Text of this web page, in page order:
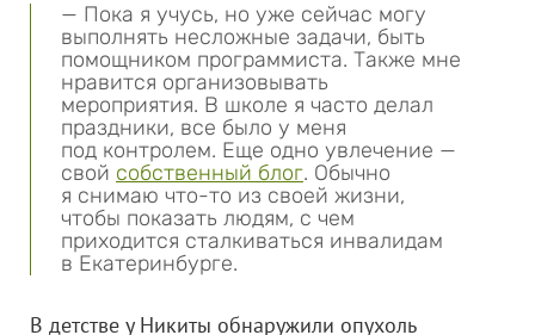
— Пока я учусь, но уже сейчас могу
выполнять несложные задачи, быть
помощником программиста. Также мне
нравится организовывать
мероприятия. В школе я часто делал
праздники, все было у меня
под контролем. Еще одно увлечение —
свой собственный блог. Обычно
я снимаю что-то из своей жизни,
чтобы показать людям, с чем
приходится сталкиваться инвалидам
в Екатеринбурге.
В детстве у Никиты обнаружили опухоль